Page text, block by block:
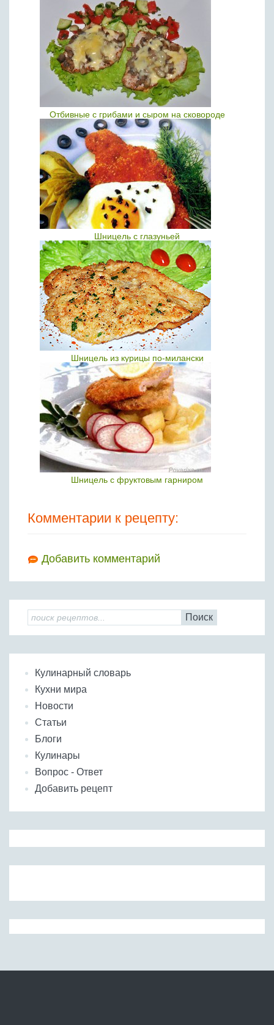
Отбивные с грибами и сыром на сковороде
Шницель с глазуньей
Шницель из курицы по-милански
Шницель с фруктовым гарниром
Комментарии к рецепту:
Добавить комментарий
Поиск
Кулинарный словарь
Кухни мира
Новости
Статьи
Блоги
Кулинары
Вопрос - Ответ
Добавить рецепт